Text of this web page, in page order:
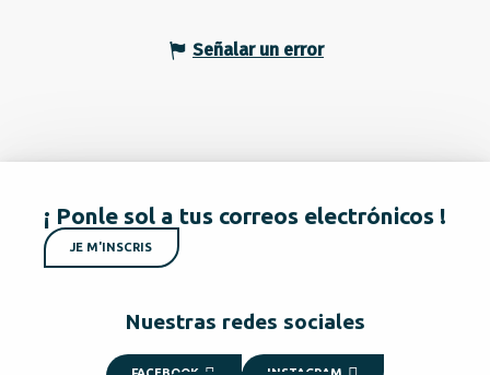
Señalar un error
¡ Ponle sol a tus correos electrónicos !
JE M'INSCRIS
Nuestras redes sociales